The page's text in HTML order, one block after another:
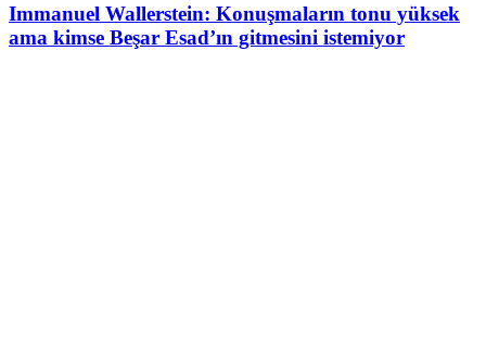
Immanuel Wallerstein: Konuşmaların tonu yüksek
ama kimse Beşar Esad’ın gitmesini istemiyor